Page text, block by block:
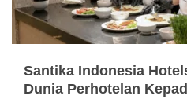
Santika Indonesia
Dunia Perhotelan